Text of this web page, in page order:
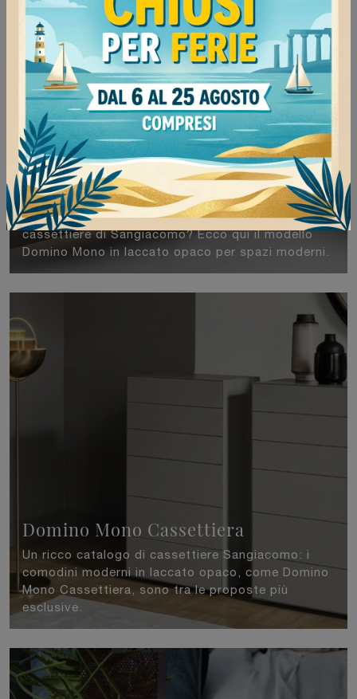
Domino Mono
Vuoi ammobiliare la zona notte con Comodini e
cassettiere di Sangiacomo? Ecco qui il modello
Domino Mono in laccato opaco per spazi moderni.
Domino Mono Cassettiera
Un ricco catalogo di cassettiere Sangiacomo: i
comodini moderni in laccato opaco, come Domino
Mono Cassettiera, sono tra le proposte più
esclusive.